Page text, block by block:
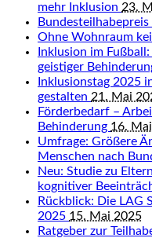
mehr Inklusion 23.
Ohne Wohnraum
Inklusion im
geistiger
Inklusionstag 2025
gestalten 21. Mai
Förderbedarf –
Behinderung 16.
Umfrage: Größere
Menschen nach
Neu: Studie zu
kognitiver
Rückblick: Die LAG
2025 15. Mai 2025
Ratgeber zur